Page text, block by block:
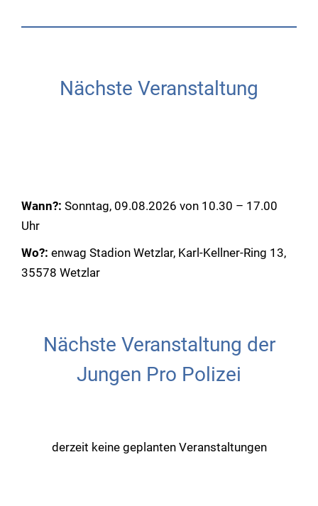
Nächste Veranstaltung
Wann?: Sonntag, 09.08.2026 von 10.30 – 17.00
Uhr
Wo?: enwag Stadion Wetzlar, Karl-Kellner-Ring 13,
35578 Wetzlar
Nächste Veranstaltung der
Jungen Pro Polizei
derzeit keine geplanten Veranstaltungen